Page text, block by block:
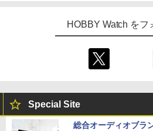
HOBBY Watch をフ
Special Site
総合オーディオブラ